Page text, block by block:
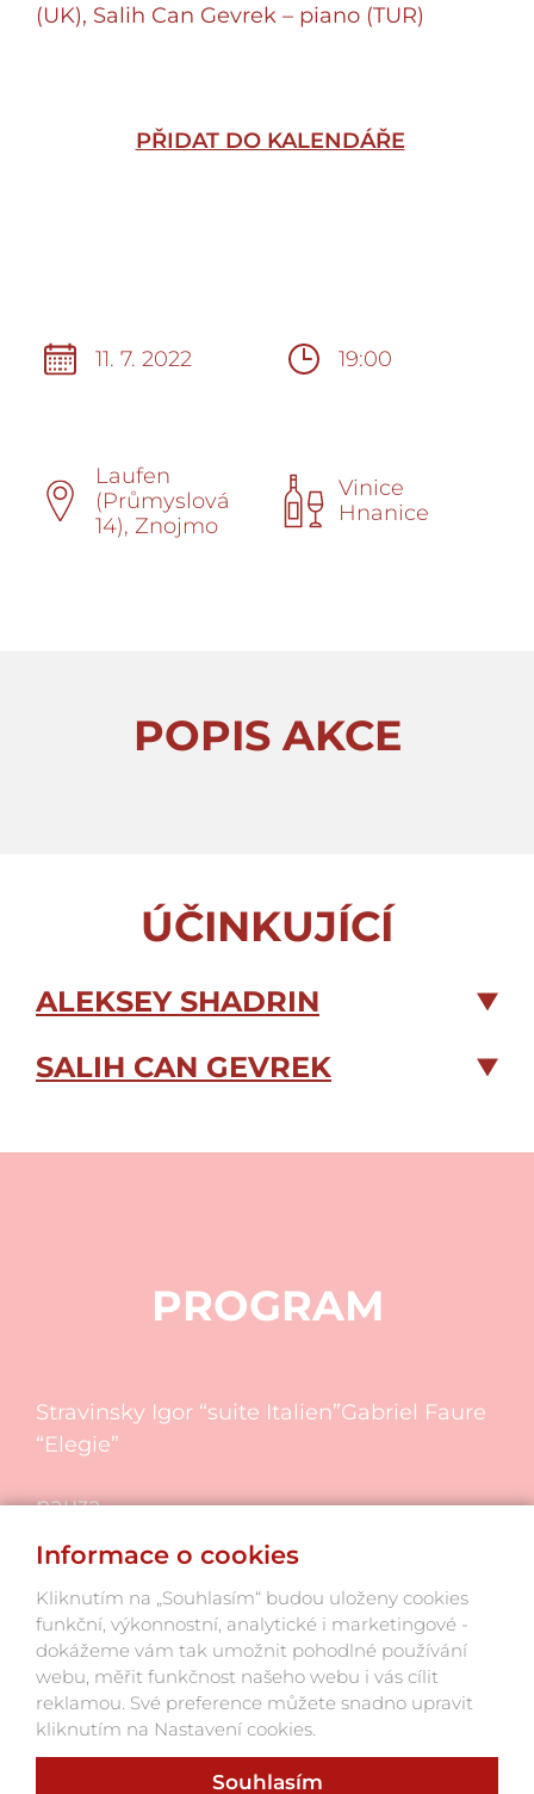
(UK), Salih Can Gevrek – piano (TUR)
PŘIDAT DO KALENDÁŘE
11. 7. 2022 19:00
Laufen
(Průmyslová
14), Znojmo
Vinice
Hnanice
POPIS AKCE
ÚČINKUJÍCÍ
ALEKSEY SHADRIN
SALIH CAN GEVREK
PROGRAM
Stravinsky Igor “suite Italien”Gabriel Faure
“Elegie”
pauza
Rachmaninoff Cello sonata op 19
Informace o cookies
Kliknutím na „Souhlasím“ budou uloženy cookies
funkční, výkonnostní, analytické i marketingové -
dokážeme vám tak umožnit pohodlné používání
webu, měřit funkčnost našeho webu i vás cílit
reklamou. Své preference můžete snadno upravit
kliknutím na Nastavení cookies.
Souhlasím